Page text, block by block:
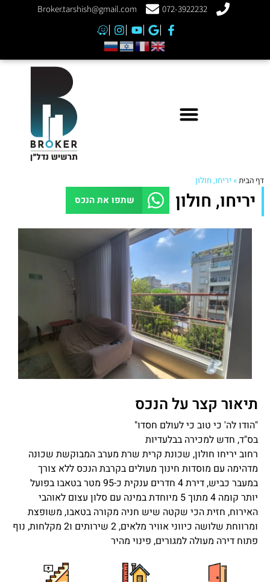
072-3922232
Broker.tarshish@gmail.com
דף הבית» יריחו, חולון
יריחו, חולון שתפו את הנכס
תיאור קצר על הנכס
"הודו לה' כי טוב כי לעולם חסדו"
בס"ד, חדש למכירה בבלעדיות
רחוב יריחו חולון, שכונת קרית שרת מערב המבוקשת שכונה
מדהימה עם מוסדות חינוך מעולים בקרבת הנכס ללא צורך
במעבר כביש, דירת 4 חדרים ענקית כ-95 מטר בטאבו בפועל
יותר קומה 4 מתוך 5 מיוחדת במינה עם סלון עצום לאוהבי
האירוח, חזית הכי שקטה שיש חניה מקורה בטאבו, משופצת
ומרווחת שלושה כיווני אוויר מלאים, 2 שירותים ו2 מקלחות, נוף
פתוח דירה מעולה למגורים, פינוי מהיר